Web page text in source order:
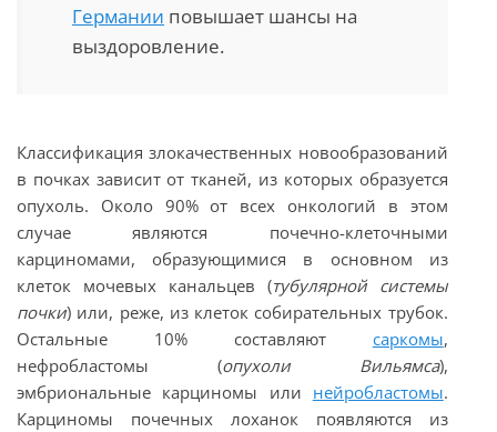
Германии повышает шансы на
выздоровление.
Классификация злокачественных новообразований
в почках зависит от тканей, из которых образуется
опухоль. Около 90% от всех онкологий в этом
случае являются почечно-клеточными
карциномами, образующимися в основном из
клеток мочевых канальцев (тубулярной системы
почки) или, реже, из клеток собирательных трубок.
Остальные 10% составляют саркомы,
нефробластомы (опухоли Вильямса),
эмбриональные карциномы или нейробластомы.
Карциномы почечных лоханок появляются из